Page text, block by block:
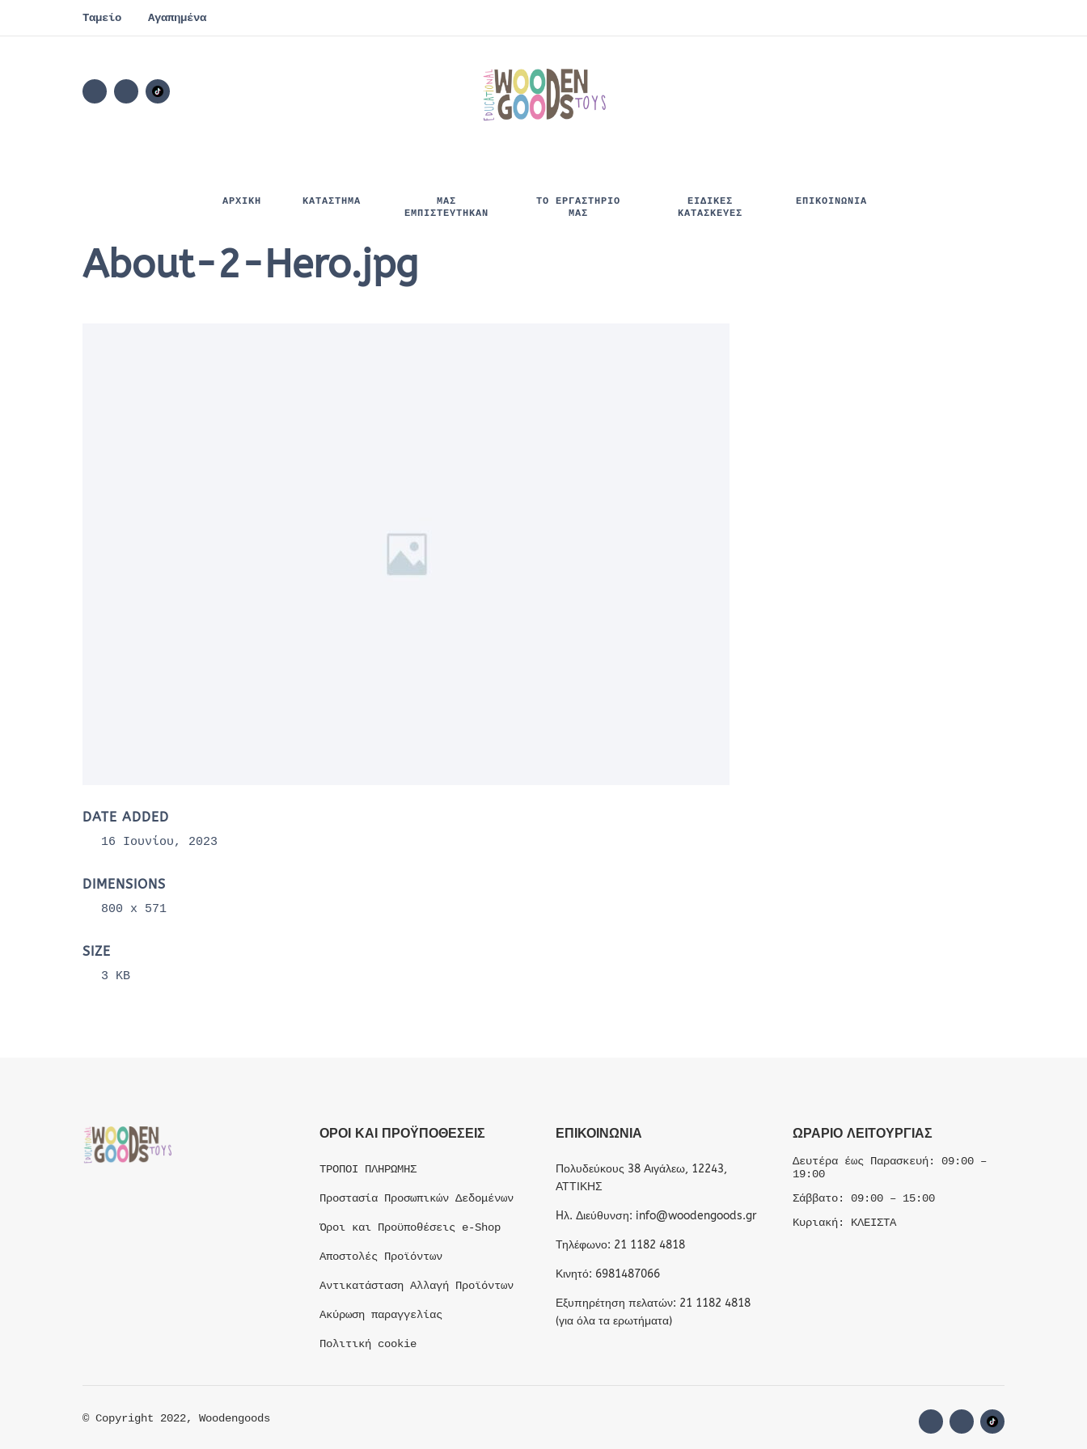
Ταμείο Αγαπημένα
ΑΡΧΙΚΗ ΚΑΤΑΣΤΗΜΑ
ΜΑΣ
ΕΜΠΙΣΤΕΥΤΉΚΑΝ
ΤΟ ΕΡΓΑΣΤΗΡΙΟ
ΜΑΣ
ΕΙΔΙΚΈΣ
ΚΑΤΑΣΚΕΥΈΣ
ΕΠΙΚΟΙΝΩΝΙΑ
About-2-Hero.jpg
DATE ADDED
16 Ιουνίου, 2023
DIMENSIONS
800 x 571
SIZE
3 KB
ΟΡΟΙ ΚΑΙ ΠΡΟΫΠΟΘΕΣΕΙΣ
ΤΡΟΠΟΙ ΠΛΗΡΩΜΗΣ
Προστασία Προσωπικών Δεδομένων
Όροι και Προϋποθέσεις e-Shop
Αποστολές Προϊόντων
Αντικατάσταση Αλλαγή Προϊόντων
Ακύρωση παραγγελίας
Πολιτική cookie
ΕΠΙΚΟΙΝΩΝΙΑ
Πολυδεύκους 38 Αιγάλεω, 12243,
ΑΤΤΙΚΗΣ
Hλ. Διεύθυνση: info@woodengoods.gr
Τηλέφωνο: 21 1182 4818
Κινητό: 6981487066
Εξυπηρέτηση πελατών: 21 1182 4818
(για όλα τα ερωτήματα)
ΩΡΆΡΙΟ ΛΕΙΤΟΥΡΓΊΑΣ
Δευτέρα έως Παρασκευή: 09:00 –
19:00
Σάββατο: 09:00 – 15:00
Κυριακή: ΚΛΕΙΣΤΑ
© Copyright 2022, Woodengoods